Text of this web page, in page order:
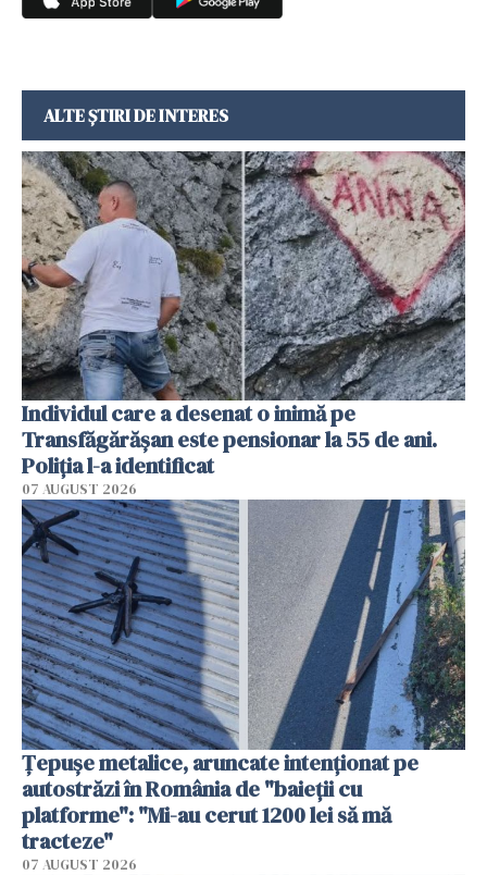
ALTE ȘTIRI DE INTERES
Individul care a desenat o inimă pe
Transfăgărășan este pensionar la 55 de ani.
Poliția l-a identificat
07 AUGUST 2026
Țepușe metalice, aruncate intenționat pe
autostrăzi în România de "baieții cu
platforme": "Mi-au cerut 1200 lei să mă
tracteze"
07 AUGUST 2026